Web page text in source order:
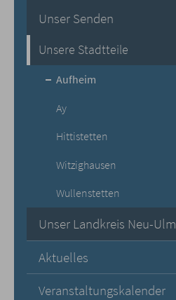
Unser Senden
Unsere Stadtteile
Aufheim
Ay
Hittistetten
Witzighausen
Wullenstetten
Unser Landkreis Neu-Ulm
Aktuelles
Veranstaltungskalender